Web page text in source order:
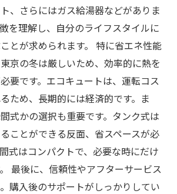
、さらにはガス給湯器などがありま
を理解し、自分のライフスタイルに
とが求められます。 特に省エネ性能
京の冬は厳しいため、効率的に熱を
要です。エコキュートは、運転コス
ため、長期的には経済的です。ま
式かの選択も重要です。タンク式は
ことができる反面、省スペースが必
式はコンパクトで、必要な時にだけ
最後に、信頼性やアフターサービス
購入後のサポートがしっかりしてい